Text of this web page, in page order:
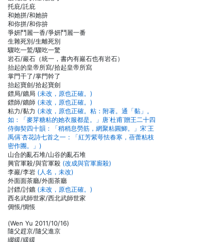
托庇/託庇
和她拼/和她拚
和你拼/和你拚
爭妍鬥麗一香/爭妍鬥麗一番
生雜死別/生離死別
驟吃一鷲/驟吃一驚
岩石/巖石（統一，書內有巖石也有岩石）
抬起的皇帝所寫/拾起皇帝所寫
掌門干了/掌門幹了
抬起寶劍/拾起寶劍
鏢局/鑣局 (未改，原也正確。)
鏢師/鑣師 (未改，原也正確。)
粘力/黏力 (未改，原也正確。粘：附著。通「黏」。
如：「麥芽糖粘的她衣服都是。」唐˙杜甫˙贈王二十四
侍御契四十韻：「稍稍息勞筋，網聚粘圓鯽。」宋˙王
禹偁˙杏花詩七首之一：「紅芳紫萼怯春寒，蓓蕾粘枝
密作團。」)
山合的亂石堆/山谷的亂石堆
興官軍殺/與官軍殺 (改成與官軍廝殺)
李巖/李岩 (人名，未改)
外面面茶廳/外面茶廳
討鏢/討鑣 (未改，原也正確。)
西名武師世家/西北武師世家
倜悵/惆悵
(Wen Yu 2011/10/16)
隨父趕京/隨父進京
綴緩/緩緩